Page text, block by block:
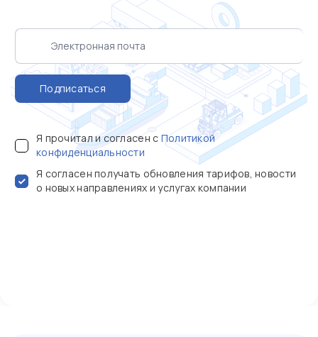
Подписаться
Я прочитал и согласен с Политикой
конфиденциальности
Я согласен получать обновления тарифов, новости
о новых направлениях и услугах компании